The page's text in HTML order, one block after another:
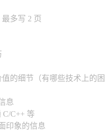
多写 2 页
的细节（有哪些技术上的困
息
C/C++ 等
印象的信息